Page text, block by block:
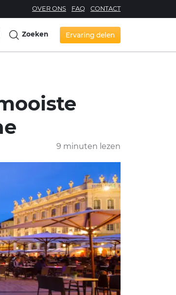
OVER ONS FAQ CONTACT
Zoeken Ervaring delen
9 minuten lezen